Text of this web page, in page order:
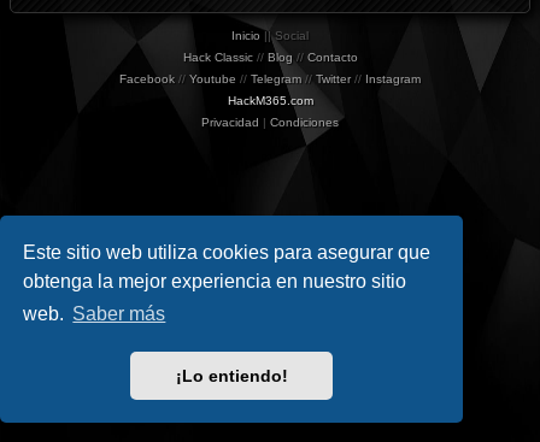
Este sitio web utiliza cookies para asegurar que
obtenga la mejor experiencia en nuestro sitio
web. Saber más
¡Lo entiendo!
Inicio || Social
Hack Classic// Blog // Contacto
Facebook // Youtube // Telegram // Twitter// Instagram
HackM365.com
Privacidad | Condiciones